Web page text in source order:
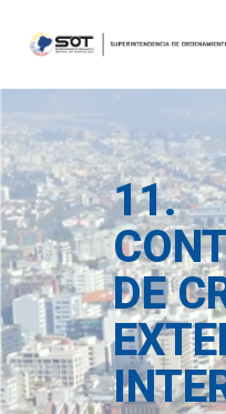
11.
DE